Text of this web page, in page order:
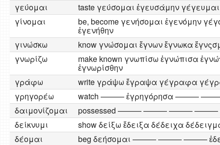
γεύομαι
taste γεύσομαι ἐγευσάμην
γίνομαι
be, become γενήσομαι ἐγενόμην
ἐγενήθην
γινώσκω
know γνώσομαι ἔγνων ἔγνωκα
γνωρίζω
make known γνωπίσω ἐγνώπισα
ἐγνωρίσθην
γράφω
write γράψω ἔγραψα γέγραφα
γρηγορέω
watch ——— ἐγρηγόρησα ———
δαιμονίζομαι
possessed ——— ——— ——— ———
δείκνυμι
show δείξω ἔδειξα δέδειχα
δέομαι
beg δεήσομαι ——— ——— ———